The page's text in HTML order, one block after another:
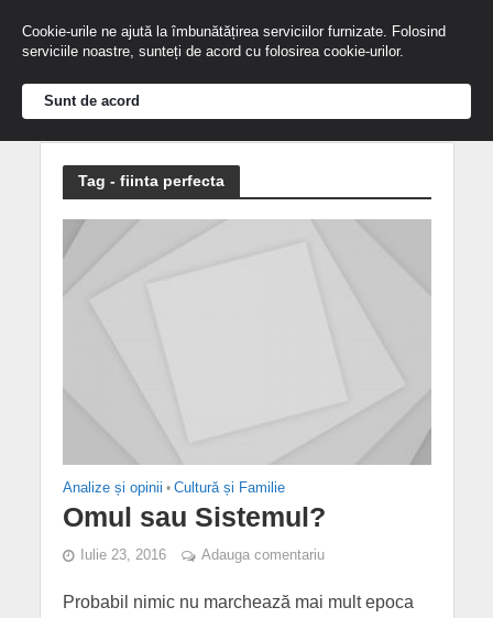
Tag - fiinta perfecta
Analize și opinii • Cultură și Familie
Omul sau Sistemul?
Iulie 23, 2016 Adauga comentariu
Probabil nimic nu marchează mai mult epoca
Cookie-urile ne ajută la îmbunătățirea serviciilor furnizate. Folosind
serviciile noastre, sunteți de acord cu folosirea cookie-urilor.
Sunt de acord